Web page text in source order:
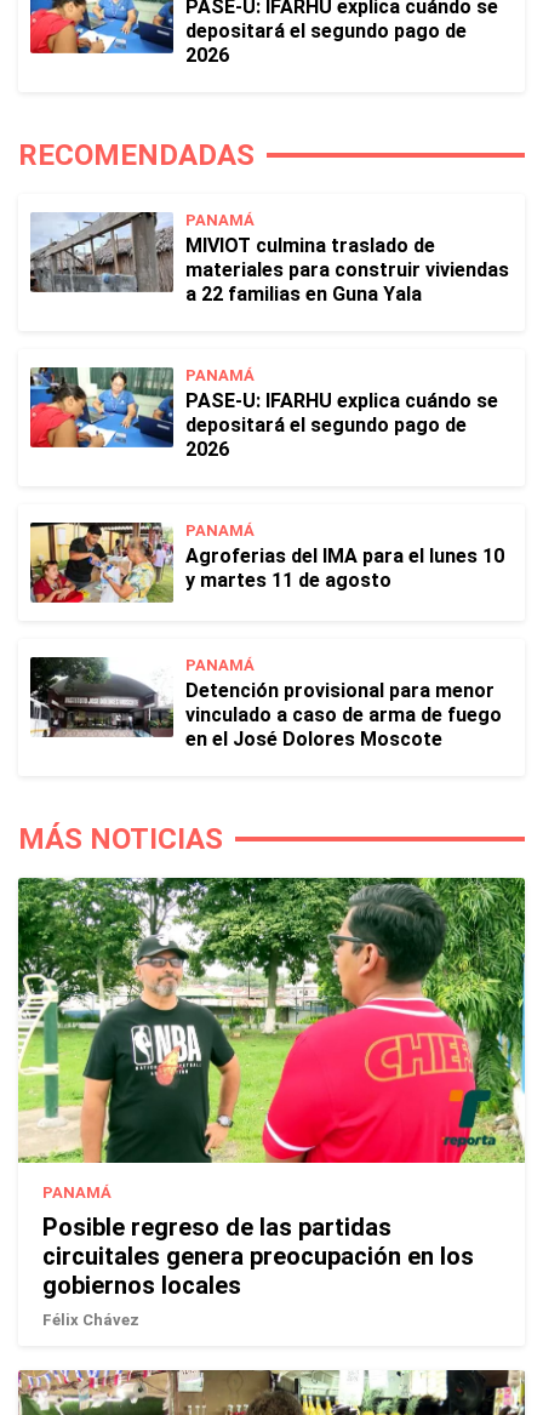
PASE-U: IFARHU explica cuándo se
depositará el segundo pago de
2026
RECOMENDADAS
PANAMÁ
MIVIOT culmina traslado de
materiales para construir viviendas
a 22 familias en Guna Yala
PANAMÁ
PASE-U: IFARHU explica cuándo se
depositará el segundo pago de
2026
PANAMÁ
Agroferias del IMA para el lunes 10
y martes 11 de agosto
PANAMÁ
Detención provisional para menor
vinculado a caso de arma de fuego
en el José Dolores Moscote
MÁS NOTICIAS
PANAMÁ
Posible regreso de las partidas
circuitales genera preocupación en los
gobiernos locales
Félix Chávez